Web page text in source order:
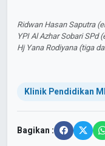
Ridwan Hasan Saputra
YPI Al Azhar Sobari SPd
Hj Yana Rodiyana (tiga
Klinik Pendidikan
Bagikan :